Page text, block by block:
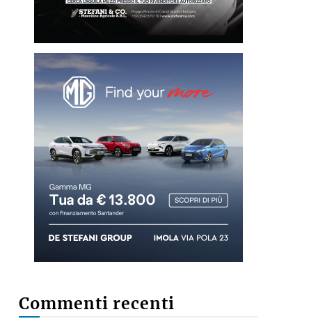
Commenti recenti